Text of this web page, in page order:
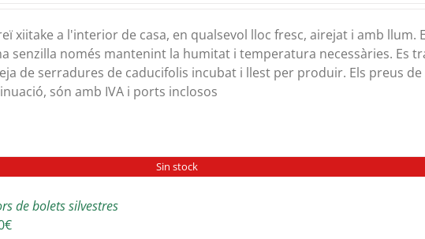
36,00€
a
64,00€
xiitake a l'interior de casa, en qualsevol lloc fresc, airejat i amb llum.
senzilla només mantenint la humitat i temperatura necessàries. Es
de serradures de caducifolis incubat i llest per produir. Els preus
són amb IVA i ports inclosos
Sin stock
de bolets silvestres
€